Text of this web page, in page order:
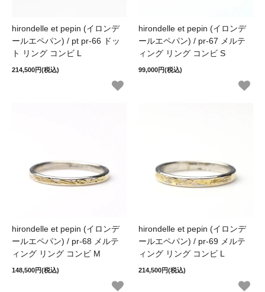
hirondelle et pepin (イロンデ
ールエペパン) / pt pr-66 ドッ
ト リング コンビ L
214,500円(税込)
hirondelle et pepin (イロンデ
ールエペパン) / pr-67 メルテ
ィング リング コンビ S
99,000円(税込)
hirondelle et pepin (イロンデ
ールエペパン) / pr-68 メルテ
ィング リング コンビ M
148,500円(税込)
hirondelle et pepin (イロンデ
ールエペパン) / pr-69 メルテ
ィング リング コンビ L
214,500円(税込)